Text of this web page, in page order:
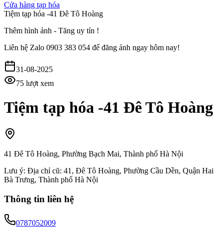
Cửa hàng tạp hóa
Tiệm tạp hóa -41 Đê Tô Hoàng
Thêm hình ảnh - Tăng uy tín !
Liên hệ Zalo 0903 383 054 để đăng ảnh ngay hôm nay!
31-08-2025
75 lượt xem
Tiệm tạp hóa -41 Đê Tô Hoàng
41 Đê Tô Hoàng, Phường Bạch Mai, Thành phố Hà Nội
Lưu ý: Địa chỉ cũ: 41, Đê Tô Hoàng, Phường Cầu Dền, Quận Hai
Bà Trưng, Thành phố Hà Nội
Thông tin liên hệ
0787052009